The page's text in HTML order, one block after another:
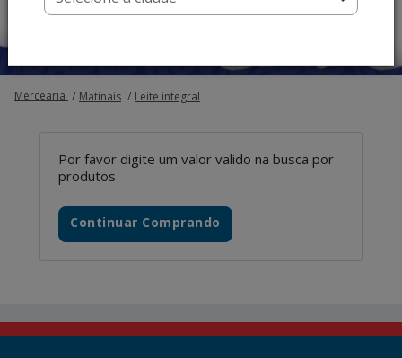
Mercearia Matinais Leite integral
Por favor digite um valor valido na busca por
produtos
Continuar Comprando